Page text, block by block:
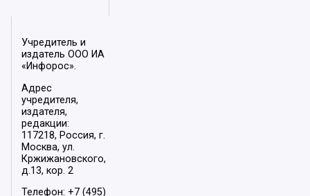
Учредитель и
издатель ООО ИА
«Инфорос».
Адрес
учредителя,
издателя,
редакции:
117218, Россия, г.
Москва, ул.
Кржижановского,
д.13, кор. 2
Телефон: +7 (495)